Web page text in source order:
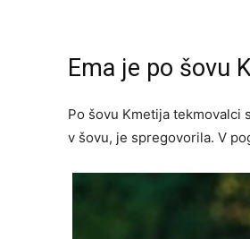
Ema je po šovu
Po šovu Kmetija
v šovu, je spregovorila. V